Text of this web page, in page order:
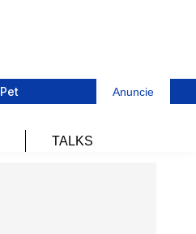
Pet Anuncie
TALKS